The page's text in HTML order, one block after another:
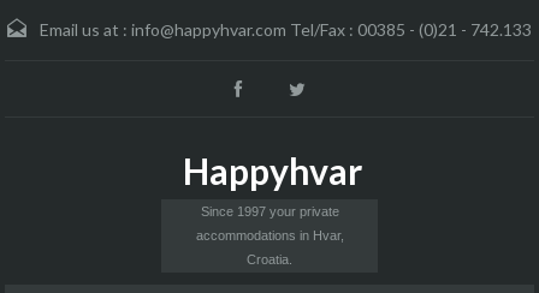
Email us at : info@happyhvar.com Tel/Fax : 00385 - (0)21 - 742.133
Happyhvar
Since 1997 your private
accommodations in Hvar,
Croatia.